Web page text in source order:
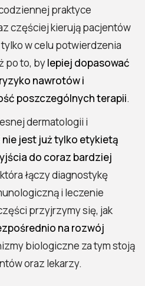
praktyce
częściej kierują pacjentów
w celu potwierdzenia
po to, bylepiej dopasować
nawrotów i
poszczególnych terapii.
dermatologii i
nie jest już tylko etykietą
do coraz bardziej
łączy diagnostykę
i leczenie
przyjrzymy się, jak
na rozwój
biologiczne za tym stoją
oraz lekarzy.